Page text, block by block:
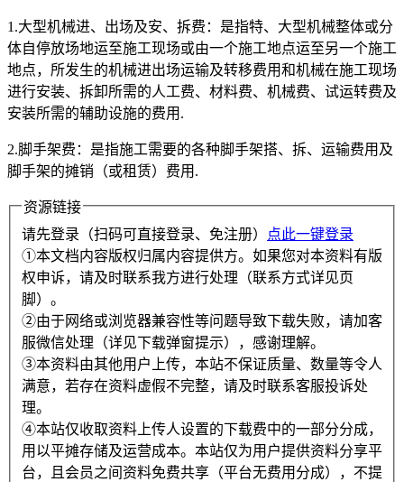
1.大型机械进、出场及安、拆费：是指特、大型机械整体或分
体自停放场地运至施工现场或由一个施工地点运至另一个施工
地点，所发生的机械进出场运输及转移费用和机械在施工现场
进行安装、拆卸所需的人工费、材料费、机械费、试运转费及
安装所需的辅助设施的费用.
2.脚手架费：是指施工需要的各种脚手架搭、拆、运输费用及
脚手架的摊销（或租赁）费用.
资源链接
请先登录（扫码可直接登录、免注册）
点此一键登录
①本文档内容版权归属内容提供方。如果您对本资料有版
权申诉，请及时联系我方进行处理（联系方式详见页
脚）。
②由于网络或浏览器兼容性等问题导致下载失败，请加客
服微信处理（详见下载弹窗提示），感谢理解。
③本资料由其他用户上传，本站不保证质量、数量等令人
满意，若存在资料虚假不完整，请及时联系客服投诉处
理。
④本站仅收取资料上传人设置的下载费中的一部分分成，
用以平摊存储及运营成本。本站仅为用户提供资料分享平
台，且会员之间资料免费共享（平台无费用分成），不提